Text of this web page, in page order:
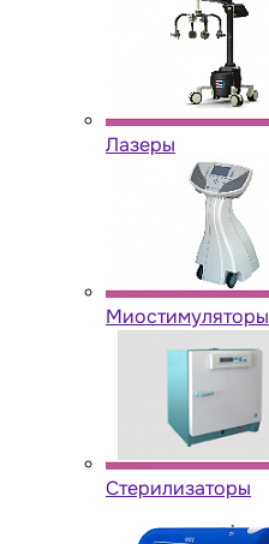
Лазеры
Миостимуляторы
Стерилизаторы